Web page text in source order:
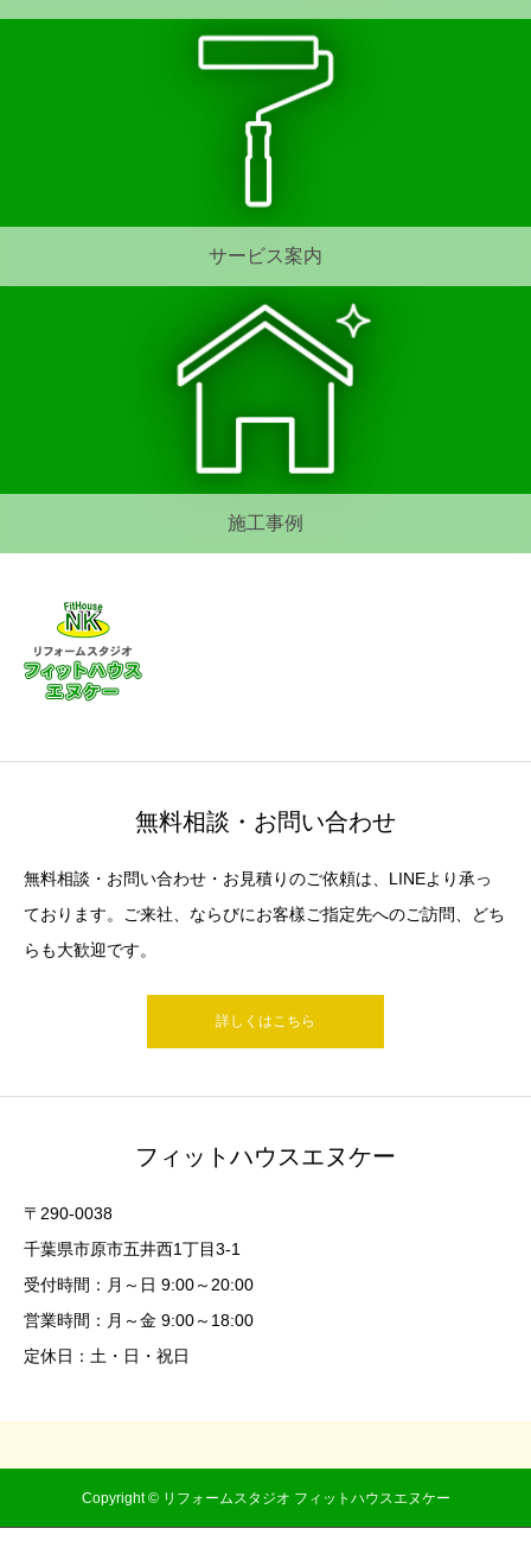
サービス案内
施工事例
無料相談・お問い合わせ
無料相談・お問い合わせ・お見積りのご依頼は、LINEより承っ
ております。ご来社、ならびにお客樣ご指定先へのご訪問、どち
らも大歓迎です。
詳しくはこちら
フィットハウスエヌケー
〒290-0038
千葉県市原市五井西1丁目3-1
受付時間：月～日 9:00～20:00
営業時間：月～金 9:00～18:00
定休日：土・日・祝日
Copyright © リフォームスタジオ フィットハウスエヌケー